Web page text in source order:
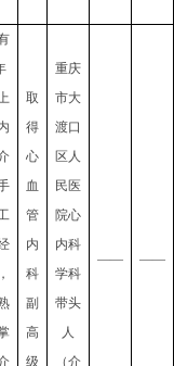
取
得
心
血
管
内
科
副
高
级
重庆
市大
渡口
区人
民医
院心
内科
学科
带头
人
（介
—— ——